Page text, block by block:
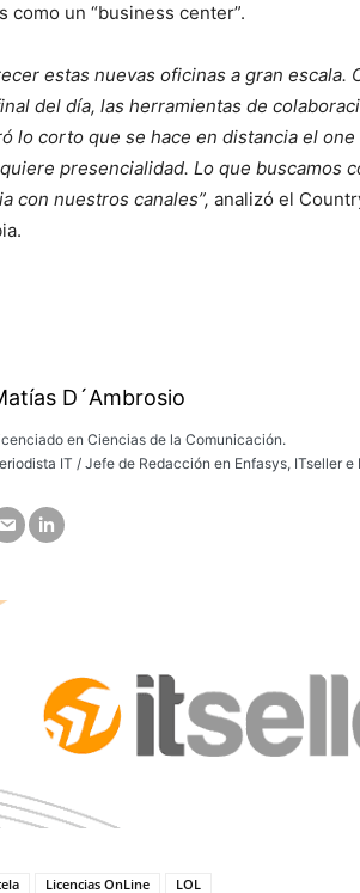
como un “business center”.
estas nuevas oficinas a gran escala.
del día, las herramientas de
lo corto que se hace en distancia el
presencialidad. Lo que buscamos
con nuestros canales”, analizó el
D´Ambrosio
en Ciencias de la Comunicación.
IT / Jefe de Redacción en Enfasys, ITseller e
Licencias OnLine LOL